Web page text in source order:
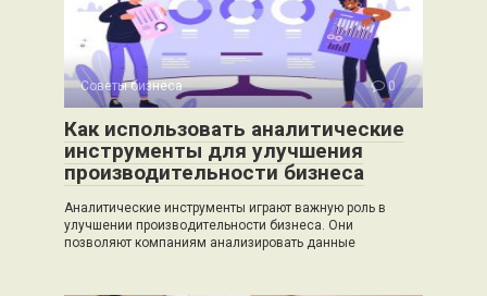
Советы бизнеса 0
Как использовать аналитические
инструменты для улучшения
производительности бизнеса
Аналитические инструменты играют важную роль в
улучшении производительности бизнеса. Они
позволяют компаниям анализировать данные